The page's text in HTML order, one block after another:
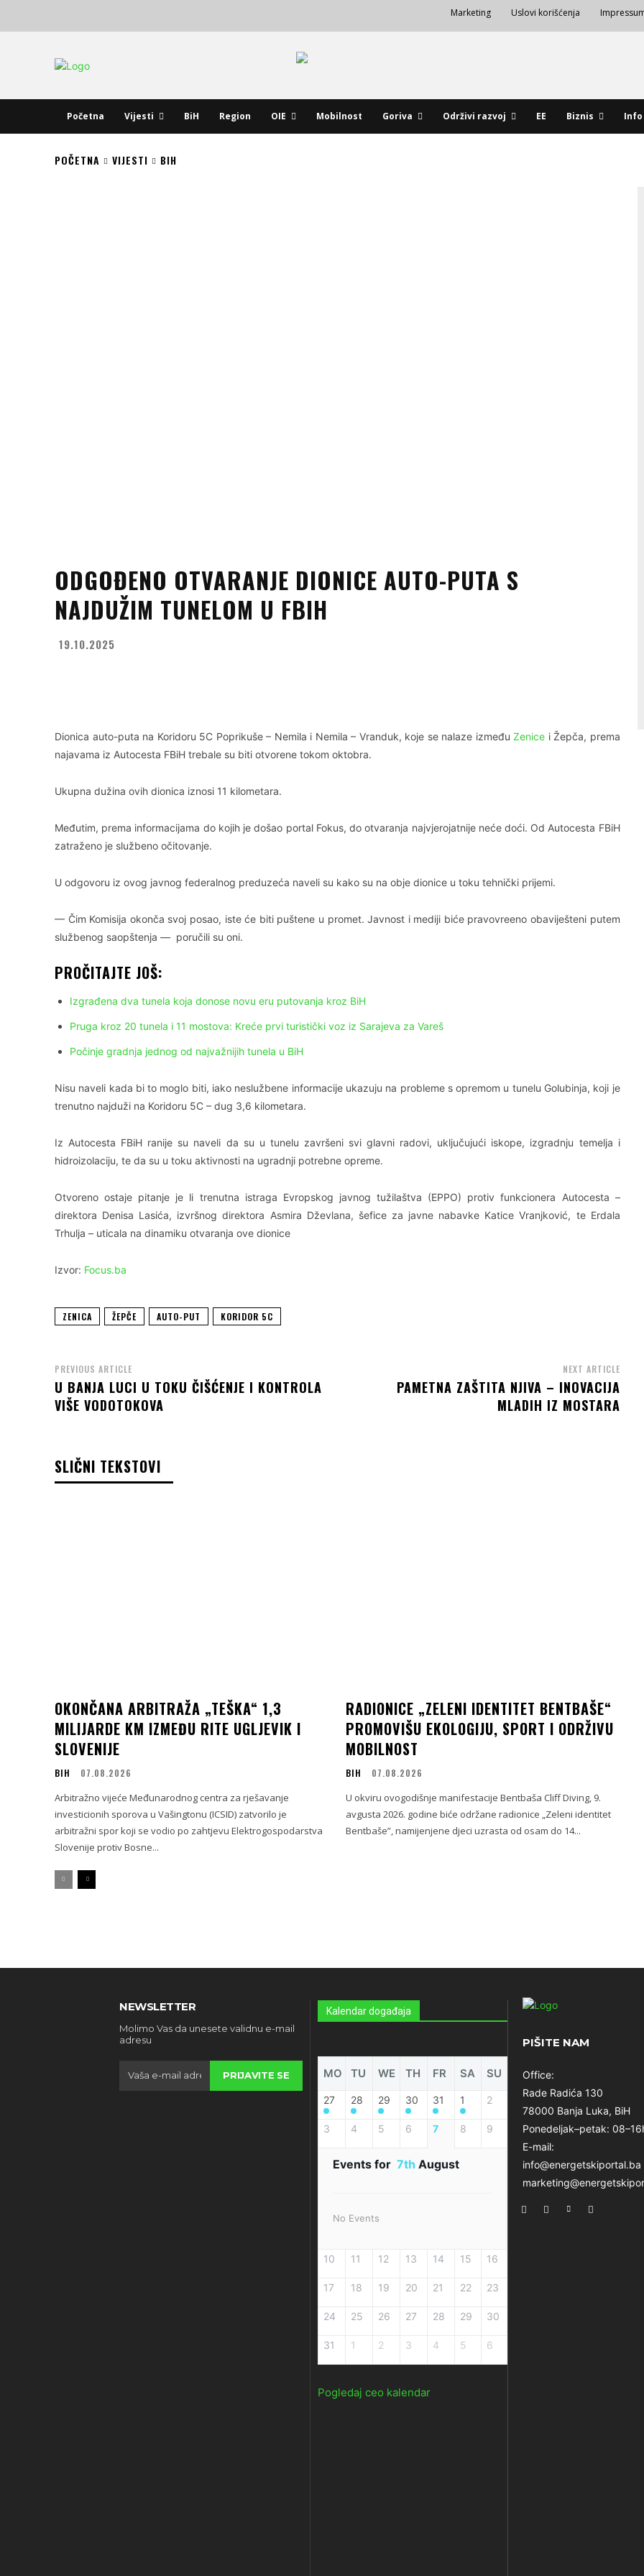
Marketing Uslovi korišćenja
Početna Vijesti BiH Region OIE Mobilnost Goriva Održivi razvoj EE Biznis Info
POČETNA VIJESTI BIH
ODGOĐENO OTVARANJE DIONICE AUTO-PUTA S
NAJDUŽIM TUNELOM U FBIH
19.10.2025
Dionica auto-puta na Koridoru 5C Poprikuše – Nemila i Nemila – Vranduk, koje se nalaze izmeđuZenice i Žepča, prema
najavama iz Autocesta FBiH trebale su biti otvorene tokom oktobra.
Ukupna dužina ovih dionica iznosi 11 kilometara.
Međutim, prema informacijama do kojih je došao portal Fokus, do otvaranja najvjerojatnije neće doći. Od Autocesta FBiH
zatraženo je službeno očitovanje.
U odgovoru iz ovog javnog federalnog preduzeća naveli su kako su na obje dionice u toku tehnički prijemi.
— Čim Komisija okonča svoj posao, iste će biti puštene u promet. Javnost i mediji biće pravovreeno obaviješteni putem
službenog saopštenja — poručili su oni.
PROČITAJTE JOŠ:
Izgrađena dva tunela koja donose novu eru putovanja kroz BiH
Pruga kroz 20 tunela i 11 mostova: Kreće prvi turistički voz iz Sarajeva za Vareš
Počinje gradnja jednog od najvažnijih tunela u BiH
Nisu naveli kada bi to moglo biti, iako neslužbene informacije ukazuju na probleme s opremom u tunelu Golubinja, koji je
trenutno najduži na Koridoru 5C – dug 3,6 kilometara.
Iz Autocesta FBiH ranije su naveli da su u tunelu završeni svi glavni radovi, uključujući iskope, izgradnju temelja i
hidroizolaciju, te da su u toku aktivnosti na ugradnji potrebne opreme.
Otvoreno ostaje pitanje je li trenutna istraga Evropskog javnog tužilaštva (EPPO) protiv funkcionera Autocesta –
direktora Denisa Lasića, izvršnog direktora Asmira Dževlana, šefice za javne nabavke Katice Vranjković, te Erdala
Trhulja – uticala na dinamiku otvaranja ove dionice
Izvor: Focus.ba
ZENICA ŽEPČE AUTO-PUT KORIDOR 5C
PREVIOUS ARTICLE
U BANJA LUCI U TOKU ČIŠĆENJE I KONTROLA
VIŠE VODOTOKOVA
NEXT ARTICLE
PAMETNA ZAŠTITA NJIVA – INOVACIJA
MLADIH IZ MOSTARA
SLIČNI TEKSTOVI
OKONČANA ARBITRAŽA „TEŠKA“ 1,3
MILIJARDE KM IZMEĐU RITE UGLJEVIK I
SLOVENIJE
BIH 07.08.2026
Arbitražno vijeće Međunarodnog centra za rješavanje
investicionih sporova u Vašingtonu (ICSID) zatvorilo je
arbitražni spor koji se vodio po zahtjevu Elektrogospodarstva
Slovenije protiv Bosne...
RADIONICE „ZELENI IDENTITET BENTBAŠE“
PROMOVIŠU EKOLOGIJU, SPORT I ODRŽIVU
MOBILNOST
BIH 07.08.2026
U okviru ovogodišnje manifestacije Bentbaša Cliff Diving, 9.
avgusta 2026. godine biće održane radionice „Zeleni identitet
Bentbaše”, namijenjene djeci uzrasta od osam do 14...
NEWSLETTER
Molimo Vas da unesete validnu e-mail
adresu
PRIJAVITE SE
Kalendar događaja
MO TU WE TH FR SA SU
27 28 29 30 31 1 2
3 4 5 6 7 8 9
Events for 7th August
No Events
10 11 12 13 14 15 16
17 18 19 20 21 22 23
24 25 26 27 28 29 30
31 1 2 3 4 5 6
Pogledaj ceo kalendar
PIŠITE NAM
Office:
Rade Radića 130
78000 Banja Luka, BiH
Ponedeljak–petak:
E-mail:
info@energetskiportal.ba